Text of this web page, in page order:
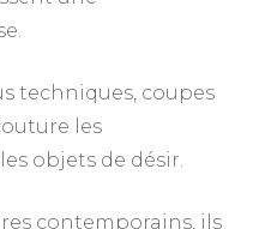
techniques, coupes
les
objets de désir.
contemporains, ils